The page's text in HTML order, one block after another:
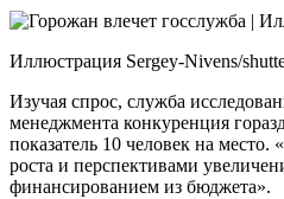
Иллюстрация Sergey-Nivens/
Изучая спрос, служба
менеджмента конкуренция
показатель 10 человек на
роста и перспективами
финансированием из бюджета».